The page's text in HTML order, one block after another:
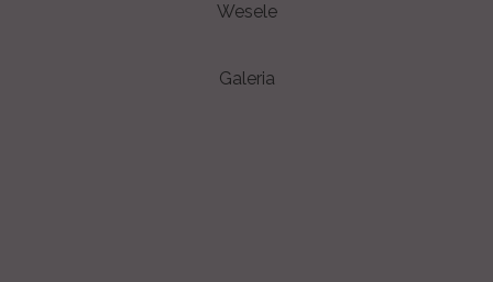
Wesele
Galeria